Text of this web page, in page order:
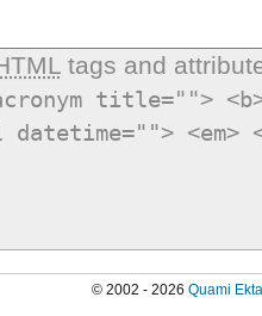
tags and
title="">
datetime="">
© 2002 - 2026 Quami